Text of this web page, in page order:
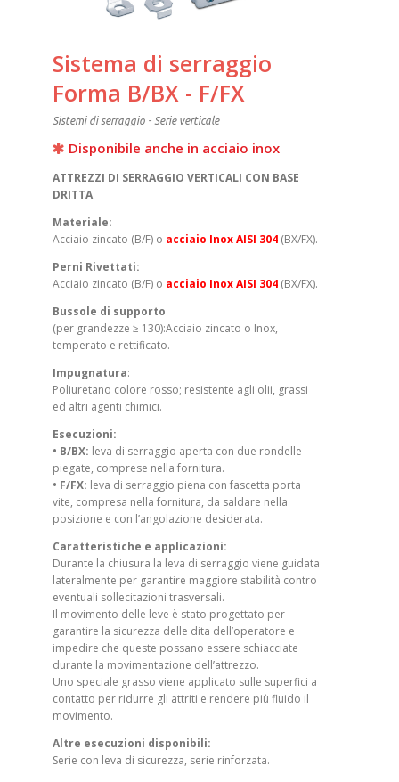
Sistema di serraggio
Forma B/BX - F/FX
Sistemi di serraggio - Serie verticale
Disponibile anche in acciaio inox
ATTREZZI DI SERRAGGIO VERTICALI CON BASE
DRITTA
Materiale:
Acciaio zincato (B/F) o acciaio Inox AISI 304 (BX/FX).
Perni Rivettati:
Acciaio zincato (B/F) o acciaio Inox AISI 304 (BX/FX).
Bussole di supporto
(per grandezze ≥ 130):Acciaio zincato o Inox,
temperato e rettificato.
Impugnatura:
Poliuretano colore rosso; resistente agli olii, grassi
ed altri agenti chimici.
Esecuzioni:
• B/BX: leva di serraggio aperta con due rondelle
piegate, comprese nella fornitura.
• F/FX: leva di serraggio piena con fascetta porta
vite, compresa nella fornitura, da saldare nella
posizione e con l’angolazione desiderata.
Caratteristiche e applicazioni:
Durante la chiusura la leva di serraggio viene guidata
lateralmente per garantire maggiore stabilità contro
eventuali sollecitazioni trasversali.
Il movimento delle leve è stato progettato per
garantire la sicurezza delle dita dell’operatore e
impedire che queste possano essere schiacciate
durante la movimentazione dell’attrezzo.
Uno speciale grasso viene applicato sulle superfici a
contatto per ridurre gli attriti e rendere più fluido il
movimento.
Altre esecuzioni disponibili:
Serie con leva di sicurezza, serie rinforzata.